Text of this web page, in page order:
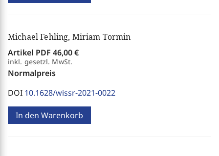
Michael Fehling, Miriam Tormin
Artikel PDF 46,00 €
inkl. gesetzl. MwSt.
Normalpreis
DOI 10.1628/wissr-2021-0022
In den Warenkorb